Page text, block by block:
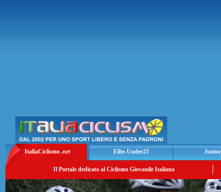
ItaliaCiclismo .net Elite-Under23
Il Portale dedicato al Ciclismo Giovanile Italiano